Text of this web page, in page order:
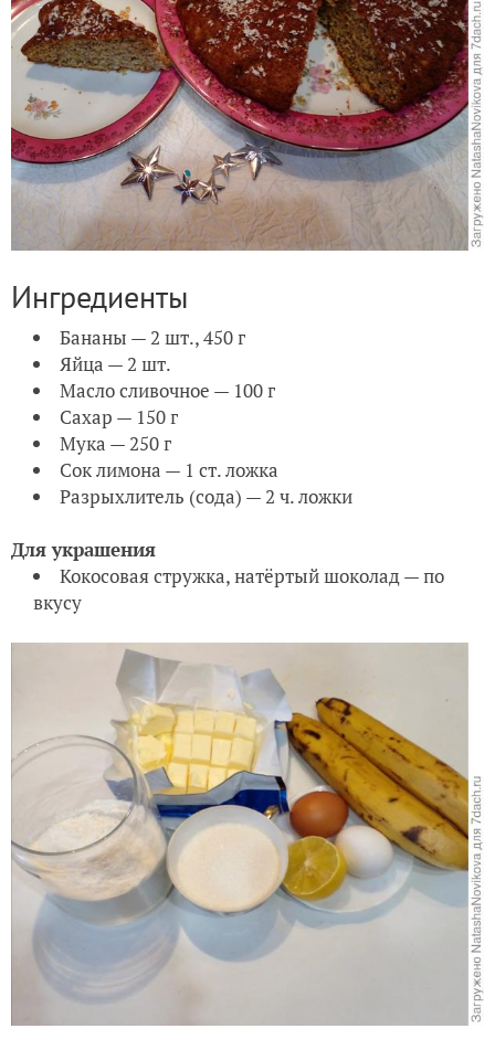
Ингредиенты
Бананы — 2 шт., 450 г
Яйца — 2 шт.
Масло сливочное — 100 г
Сахар — 150 г
Мука — 250 г
Сок лимона — 1 ст. ложка
Разрыхлитель (сода) — 2 ч. ложки
Для украшения
Кокосовая стружка, натёртый шоколад — по
вкусу